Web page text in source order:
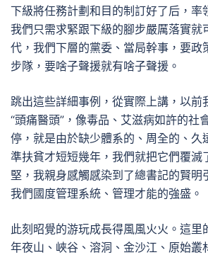
下級將任務計劃和目的制訂好了后，率
我們只需求緊跟下級的腳步嚴厲落實就
代，我們下層的黨委、當局幹事，要政
步隊，要啥子聲援就有啥子聲援。
跳出這些詳細事例，從實際上講，以前
“頭痛醫頭”，像毒品、艾滋病如許的社
停，就是由於缺少體系的、周全的、久
準扶貧才短短幾年，我們就把它們覆滅
堅，我親身感觸感染到了總書記的賢明
我們國度管理系統、管理才能的強盛。
此刻昭覺的游玩成長得風風火火。這里
年夜山、峽谷、溶洞、金沙江、原始叢